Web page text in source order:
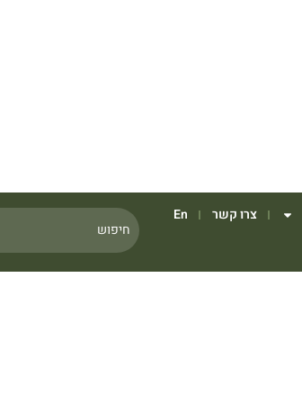
צרו קשר En